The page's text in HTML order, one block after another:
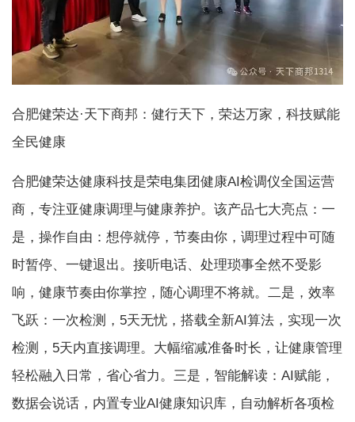
合肥健荣达·天下商邦：健行天下，荣达万家，科技赋能
全民健康
合肥健荣达健康科技是荣电集团健康AI检调仪全国运营
商，专注亚健康调理与健康养护。该产品七大亮点：一
是，操作自由：想停就停，节奏由你，调理过程中可随
时暂停、一键退出。接听电话、处理琐事全然不受影
响，健康节奏由你掌控，随心调理不将就。二是，效率
飞跃：一次检测，5天无忧，搭载全新AI算法，实现一次
检测，5天内直接调理。大幅缩减准备时长，让健康管理
轻松融入日常，省心省力。三是，智能解读：AI赋能，
数据会说话，内置专业AI健康知识库，自动解析各项检